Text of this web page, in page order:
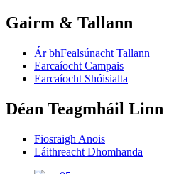
Gairm & Tallann
Ár bhFealsúnacht Tallann
Earcaíocht Campais
Earcaíocht Shóisialta
Déan Teagmháil Linn
Fiosraigh Anois
Láithreacht Dhomhanda